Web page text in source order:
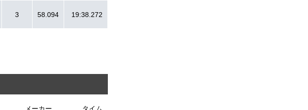
3 58.094 19:38.272